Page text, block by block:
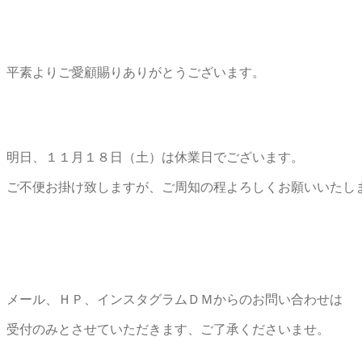
平素よりご愛顧賜りありがとうございます。
明日、１１月１８日（土）は休業日でございます。
ご不便お掛け致しますが、ご周知の程よろしくお願いいたし
メール、ＨＰ、インスタグラムＤＭからのお問い合わせは
受付のみとさせていただきます、ご了承くださいませ。